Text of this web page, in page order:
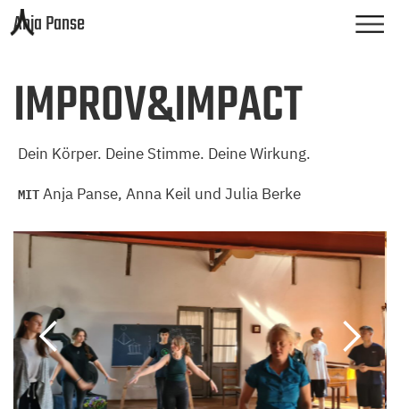
Anja Panse
IMPROV&IMPACT
Dein Körper. Deine Stimme. Deine Wirkung.
MITAnja Panse, Anna Keil und Julia Berke